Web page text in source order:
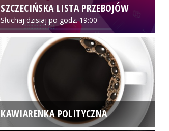
SZCZECIŃSKA LISTA PRZEBOJÓW
Słuchaj dzisiaj po godz. 19:00
KAWIARENKA POLITYCZNA